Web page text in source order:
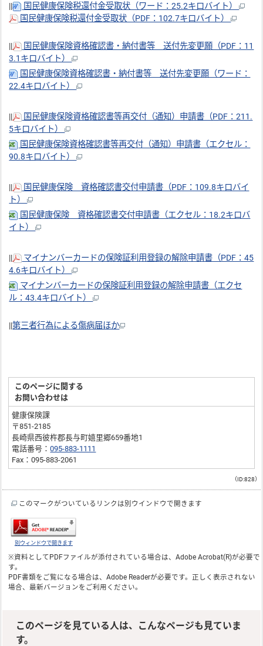
||
国民健康保険税還付金受取状（ワード：25.2キロバイト）
国民健康保険税還付金受取状（PDF：102.7キロバイト）
||
国民健康保険資格確認書・納付書等 送付先変更願（PDF：11
3.1キロバイト）
国民健康保険資格確認書・納付書等 送付先変更願（ワード：
22.4キロバイト）
||
国民健康保険資格確認書等再交付（通知）申請書（PDF：211.
5キロバイト）
国民健康保険資格確認書等再交付（通知）申請書（エクセル：
90.8キロバイト）
||
国民健康保険 資格確認書交付申請書（PDF：109.8キロバイ
ト）
国民健康保険 資格確認書交付申請書（エクセル：18.2キロバ
イト）
||
マイナンバーカードの保険証利用登録の解除申請書（PDF：45
4.6キロバイト）
マイナンバーカードの保険証利用登録の解除申請書（エクセ
ル：43.4キロバイト）
||第三者行為による傷病届ほか
このページに関する
お問い合わせは
健康保険課
〒851-2185
長崎県西彼杵郡長与町嬉里郷659番地1
電話番号：095-883-1111
Fax：095-883-2061
（ID:828）
このマークがついているリンクは別ウインドウで開きます
別ウィンドウで開きます
※資料としてPDFファイルが添付されている場合は、Adobe Acrobat(R)が必要で
す。
PDF書類をご覧になる場合は、Adobe Readerが必要です。正しく表示されない
場合、最新バージョンをご利用ください。
このページを見ている人は、こんなページも見ていま
す。